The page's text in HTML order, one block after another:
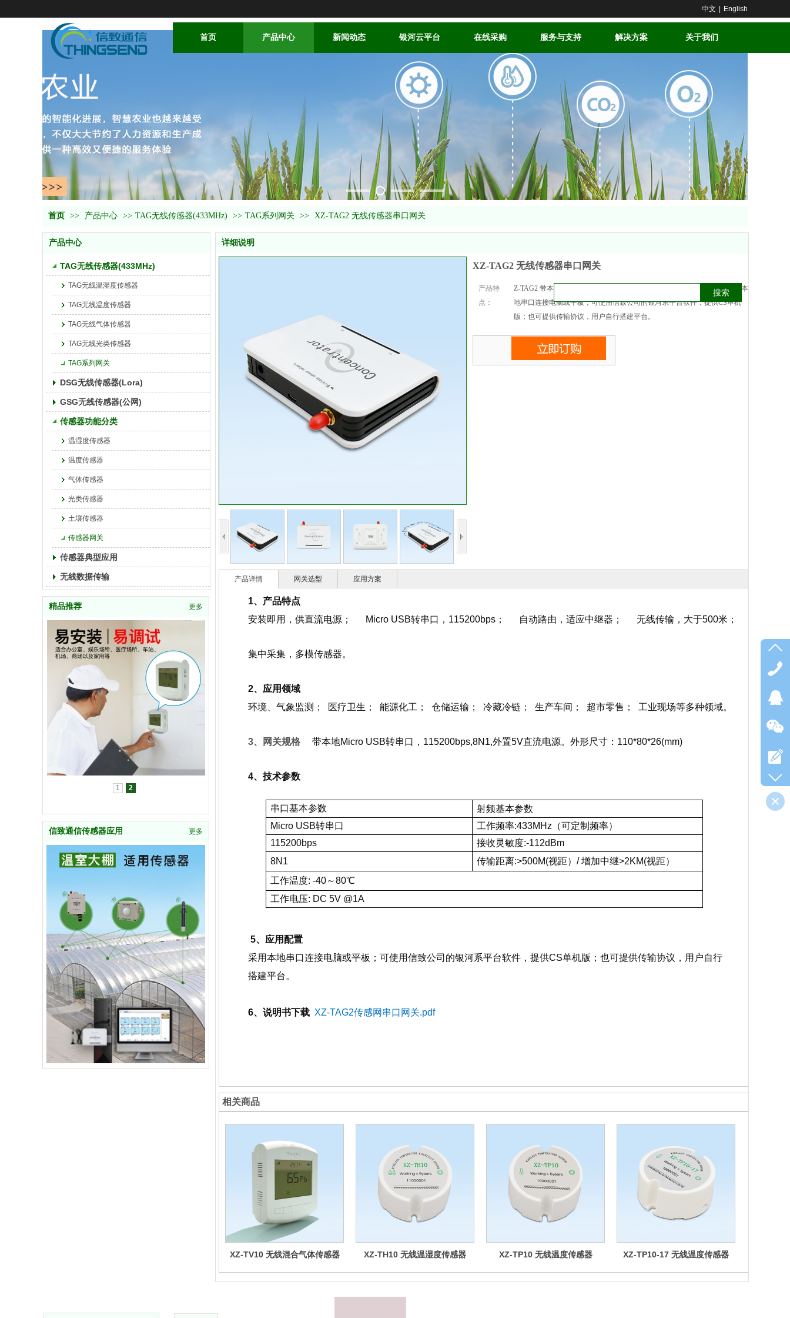
搜索
首页 产品中心 新闻动态 银河云平台 在线采购 服务与支持 解决方案 关于我们
中文 English
首页 >> 产品中心 >> TAG无线传感器(433MHz) >> TAG系列网关 >> XZ-TAG2 无线传感器串口网关
产品中心
TAG无线传感器(433MHz)
TAG无线温湿度传感器
TAG无线温度传感器
TAG无线气体传感器
TAG无线光类传感器
TAG系列网关
DSG无线传感器(Lora)
GSG无线传感器(公网)
传感器功能分类
温湿度传感器
温度传感器
气体传感器
光类传感器
土壤传感器
传感器网关
传感器典型应用
无线数据传输
精品推荐 更多
1 2
信致通信传感器应用 更多
详细说明
XZ-TAG2 无线传感器串口网关
产品特
点：
Z-TAG2 带本地Micro USB转串口，115200bps,8N1,外置5V直流电源，采用本
地串口连接电脑或平板；可使用信致公司的银河系平台软件，提供CS单机
版；也可提供传输协议，用户自行搭建平台。
产品详情 网关选型 应用方案
1、 产品特点
安装即用，供直流电源；
Micro USB转串口，115200bps ； 自动路由，适应中继器 ； 无线传输，大于500米；
集中采集，多模传感器。
2、 应用领域
环境、气象监测 ； 医疗卫生 ； 能源化工 ； 仓储运输 ； 冷藏冷链 ； 生产车间 ； 超市零售 ； 工业现场等多种领域。
3、网关规格 带本地Micro USB转串口，115200bps,8N1,外置5V直流电源。外形尺寸：110*80*26(mm)
4、 技术参数
串口基本参数
射频基本参数
Micro USB转串口
工作频率:433MHz（可定制频率）
115200bps
接收灵敏度:-112dBm
8N1
传输距离:>500M(视距）/ 增加中继>2KM(视距）
工作温度: -40～80℃
工作电压: DC 5V @1A
5、应用配置
采用本地串口连接电脑或平板；可使用信致公司的银河系平台软件，提供CS单机版；也可提供传输协议，用户自行
搭建平台。
6、 说明书下载 XZ-TAG2传感网串口网关.pdf
相关商品
XZ-TV10 无线混合气体传感器 XZ-TH10 无线温湿度传感器 XZ-TP10 无线温度传感器 XZ-TP10-17 无线温度传感器